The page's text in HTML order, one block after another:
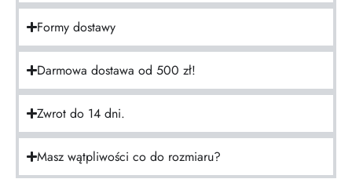
Formy dostawy
Darmowa dostawa od 500 zł!
Zwrot do 14 dni.
Masz wątpliwości co do rozmiaru?